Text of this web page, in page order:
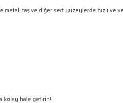
taş ve diğer sert yüzeylerde hızlı ve
kolay hale getirin!